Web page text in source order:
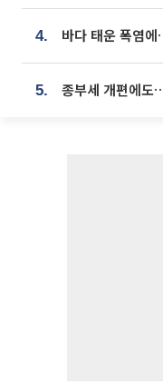
4. 바다 태운 폭염
5.